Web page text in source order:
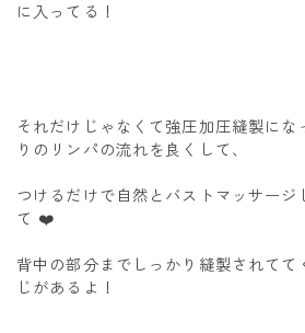
に入ってる！
それだけじゃなくて強圧加圧縫製にな
りのリンパの流れを良くして、
つけるだけで自然とバストマッサージ
て ❤️
背中の部分までしっかり縫製されてて
じがあるよ！